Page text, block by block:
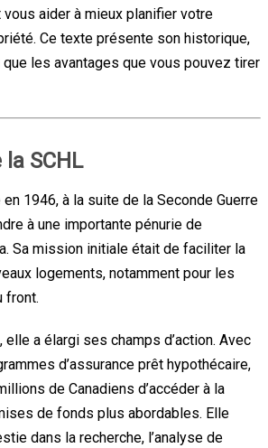
aider à mieux planifier votre
Ce texte présente son historique,
les avantages que vous pouvez tirer
SCHL
1946, à la suite de la Seconde Guerre
à une importante pénurie de
Sa mission initiale était de faciliter la
logements, notamment pour les
front.
a élargi ses champs d’action. Avec
d’assurance prêt hypothécaire,
de Canadiens d’accéder à la
de fonds plus abordables. Elle
dans la recherche, l’analyse de